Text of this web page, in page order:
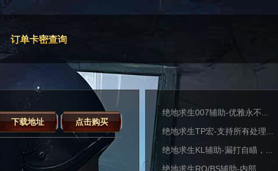
订单卡密查询
下载地址 点击购买
绝地求生007辅助-优雅永不...
绝地求生TP宏-支持所有处理...
绝地求生KL辅助-漏打自瞄，...
绝地求生RO/BS辅助-内部...